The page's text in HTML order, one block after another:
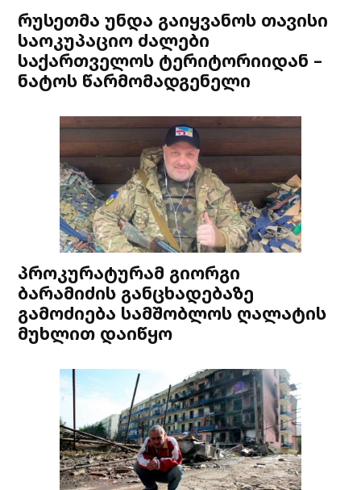
რუსეთმა უნდა გაიყვანოს თავისი
საოკუპაციო ძალები
საქართველოს ტერიტორიიდან –
ნატოს წარმომადგენელი
პროკურატურამ გიორგი
ბარამიძის განცხადებაზე
გამოძიება სამშობლოს ღალატის
მუხლით დაიწყო